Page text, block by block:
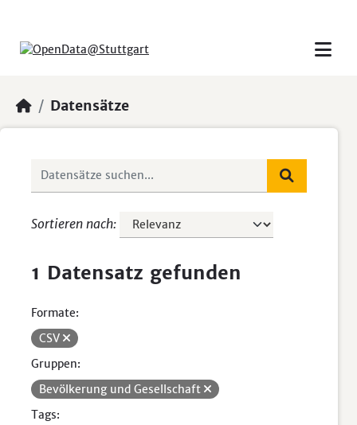
Datensätze
Sortieren nach
1 Datensatz gefunden
Formate:
CSV
Gruppen:
Bevölkerung und Gesellschaft
Tags: